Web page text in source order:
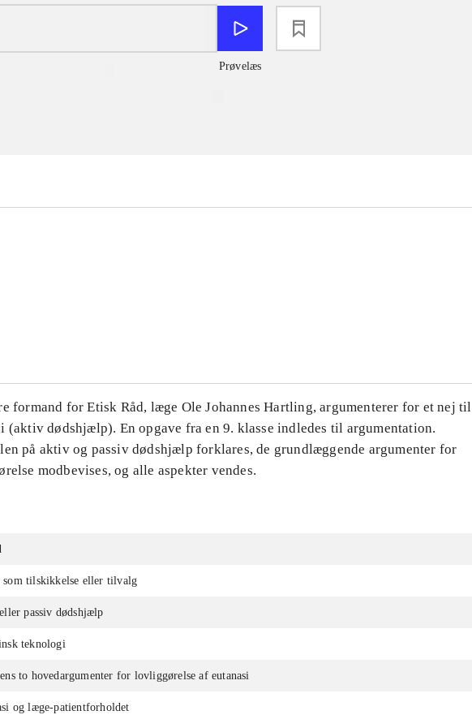
Prøvelæs
formand for Etisk Råd, læge Ole Johannes Hartling, argumenterer for et nej til
(aktiv dødshjælp). En opgave fra en 9. klasse indledes til argumentation.
på aktiv og passiv dødshjælp forklares, de grundlæggende argumenter for
modbevises, og alle aspekter vendes.
som tilskikkelse eller tilvalg
passiv dødshjælp
teknologi
to hovedargumenter for lovliggørelse af eutanasi
og læge-patientforholdet